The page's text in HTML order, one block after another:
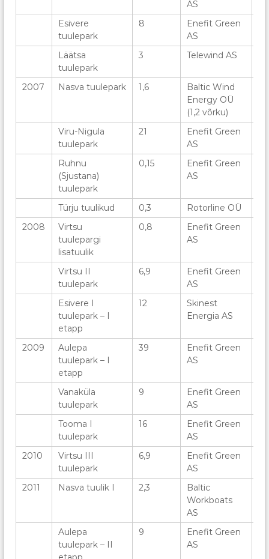
A
s
s
o
s
i
a
t
s
i
o
n
s
i
a
t
s
o
n
AS
Esivere
tuulepark
8
Enefit Green
AS
Läätsa
tuulepark
3 Telewind AS
2007 Nasva tuulepark 1,6
Baltic Wind
Energy OÜ
(1,2 võrku)
Viru-Nigula
tuulepark
21
Enefit Green
AS
Ruhnu
(Sjustana)
tuulepark
0,15
Enefit Green
AS
Türju tuulikud 0,3 Rotorline OÜ
2008
Virtsu
tuulepargi
lisatuulik
0,8
Enefit Green
AS
Virtsu II
tuulepark
6,9
Enefit Green
AS
Esivere I
tuulepark – I
etapp
12
Skinest
Energia AS
2009
Aulepa
tuulepark – I
etapp
39
Enefit Green
AS
Vanaküla
tuulepark
9
Enefit Green
AS
Tooma I
tuulepark
16
Enefit Green
AS
2010
Virtsu III
tuulepark
6,9
Enefit Green
AS
2011 Nasva tuulik I 2,3
Baltic
Workboats
AS
Aulepa
tuulepark – II
9
Enefit Green
AS